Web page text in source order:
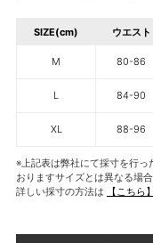
SIZE(cm) ウエスト
M 80-86
L 84-90
XL 88-96
※上記表は弊社にて採寸を行
おりますサイズとは異なる場合
詳しい採寸の方法は
【こちら